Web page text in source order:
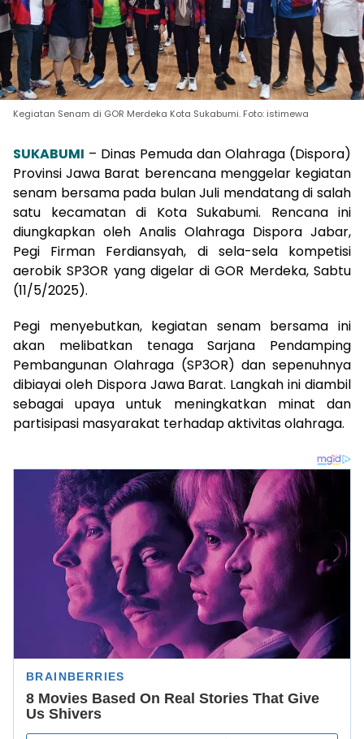
Kegiatan Senam di GOR Merdeka Kota Sukabumi. Foto: istimewa
SUKABUMI – Dinas Pemuda dan Olahraga (Dispora)
Provinsi Jawa Barat berencana menggelar kegiatan
senam bersama pada bulan Juli mendatang di salah
satu kecamatan di Kota Sukabumi. Rencana ini
diungkapkan oleh Analis Olahraga Dispora Jabar,
Pegi Firman Ferdiansyah, di sela-sela kompetisi
aerobik SP3OR yang digelar di GOR Merdeka, Sabtu
(11/5/2025).
Pegi menyebutkan, kegiatan senam bersama ini
akan melibatkan tenaga Sarjana Pendamping
Pembangunan Olahraga (SP3OR) dan sepenuhnya
dibiayai oleh Dispora Jawa Barat. Langkah ini diambil
sebagai upaya untuk meningkatkan minat dan
partisipasi masyarakat terhadap aktivitas olahraga.